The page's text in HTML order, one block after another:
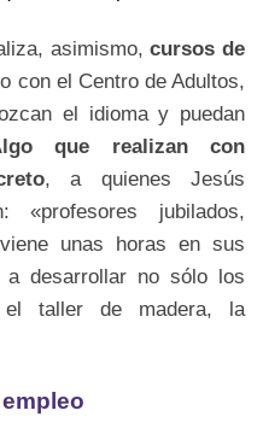
asimismo,cursos de
con el Centro de Adultos,
el idioma y puedan
que realizan con
, a quienes Jesús
«profesores jubilados,
unas horas en sus
desarrollar no sólo los
taller de madera, la